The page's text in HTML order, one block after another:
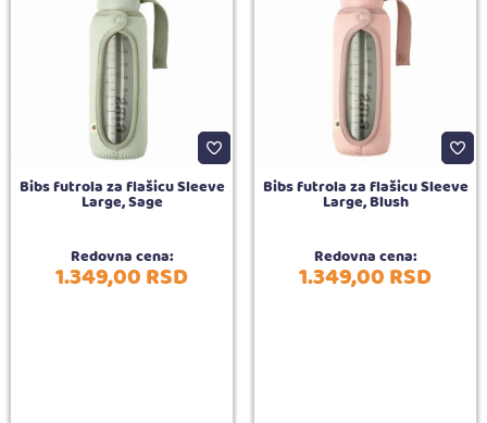
Bibs futrola za flašicu Sleeve
Large, Sage
Redovna cena:
1.349,00RSD
Bibs futrola za flašicu Sleeve
Large, Blush
Redovna cena:
1.349,00RSD